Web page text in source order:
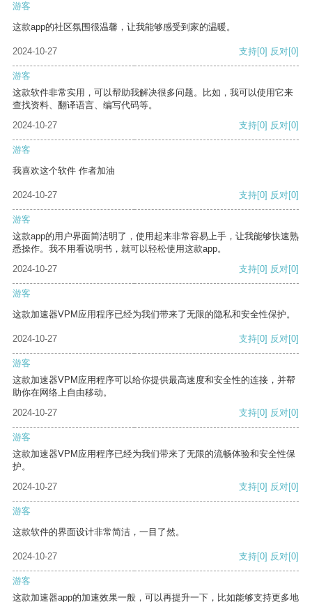
游客
这款app的社区氛围很温馨，让我能够感受到家的温暖。
2024-10-27 支持[0] 反对[0]
游客
这款软件非常实用，可以帮助我解决很多问题。比如，我可以使用它来
查找资料、翻译语言、编写代码等。
2024-10-27
支持[0] 反对[0]
游客
我喜欢这个软件 作者加油
2024-10-27 支持[0] 反对[0]
游客
这款app的用户界面简洁明了，使用起来非常容易上手，让我能够快速熟
悉操作。我不用看说明书，就可以轻松使用这款app。
2024-10-27
支持[0] 反对[0]
游客
这款加速器VPM应用程序已经为我们带来了无限的隐私和安全性保护。
2024-10-27 支持[0] 反对[0]
游客
这款加速器VPM应用程序可以给你提供最高速度和安全性的连接，并帮
助你在网络上自由移动。
2024-10-27
支持[0] 反对[0]
游客
这款加速器VPM应用程序已经为我们带来了无限的流畅体验和安全性保
护。
2024-10-27
支持[0] 反对[0]
游客
这款软件的界面设计非常简洁，一目了然。
2024-10-27 支持[0] 反对[0]
游客
这款加速器app的加速效果一般，可以再提升一下，比如能够支持更多地